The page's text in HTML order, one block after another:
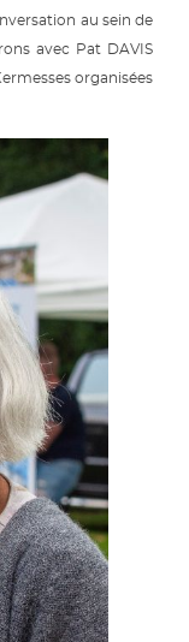
au sein de
avec Pat DAVIS
organisées